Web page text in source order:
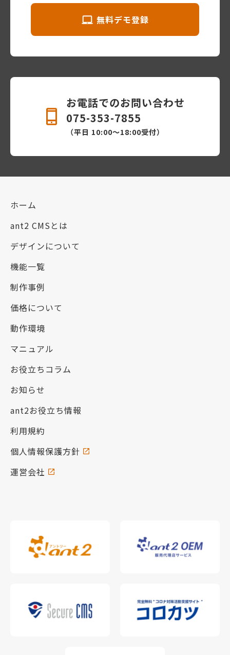
無料デモ登録
お電話でのお問い合わせ
075-353-7855
（平日 10:00〜18:00受付）
ホーム
ant2 CMSとは
デザインについて
機能一覧
制作事例
価格について
動作環境
マニュアル
お役立ちコラム
お知らせ
ant2お役立ち情報
利用規約
個人情報保護方針
運営会社